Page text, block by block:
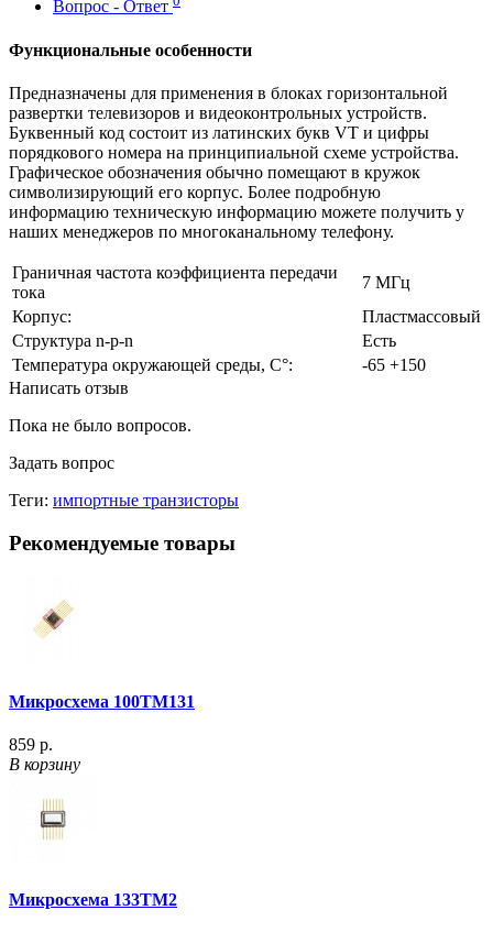
Вопрос - Ответ
Функциональные особенности
Предназначены для применения в блоках горизонтальной
развертки телевизоров и видеоконтрольных устройств.
Буквенный код состоит из латинских букв VT и цифры
порядкового номера на принципиальной схеме устройства.
Графическое обозначения обычно помещают в кружок
символизирующий его корпус. Более подробную
информацию техническую информацию можете получить у
наших менеджеров по многоканальному телефону.
Граничная частота коэффициента передачи
тока
7 МГц
Корпус:
Пластмассовый
Структура n-p-n
Есть
Температура окружающей среды, С°:
-65 +150
Написать отзыв
Пока не было вопросов.
Задать вопрос
Теги: импортные транзисторы
Рекомендуемые товары
Микросхема 100ТМ131
859 р.
В корзину
Микросхема 133ТМ2